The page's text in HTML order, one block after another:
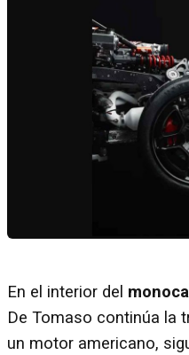
En el interior del
De Tomaso continúa la
un motor americano,